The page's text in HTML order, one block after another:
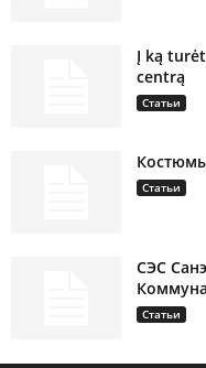
Į ką
centrą
Статьи
Статьи
СЭС
Статьи